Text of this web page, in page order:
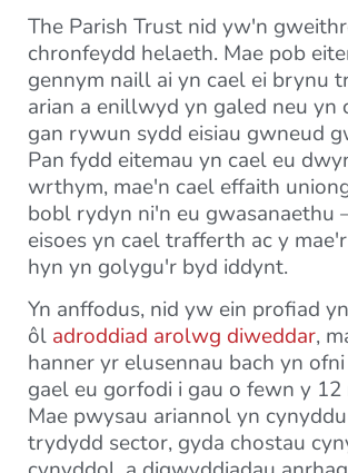
The Parish Trust nid yw'n
chronfeydd helaeth. Mae pob
gennym naill ai yn cael ei brynu
arian a enillwyd yn galed neu yn
gan rywun sydd eisiau gwneud
Pan fydd eitemau yn cael eu
wrthym, mae'n cael effaith
bobl rydyn ni'n eu gwasanaethu
eisoes yn cael trafferth ac y
hyn yn golygu'r byd iddynt.
Yn anffodus, nid yw ein profiad
ôl adroddiad arolwg diweddar,
hanner yr elusennau bach yn
gael eu gorfodi i gau o fewn y 12
Mae pwysau ariannol yn
trydydd sector, gyda chostau